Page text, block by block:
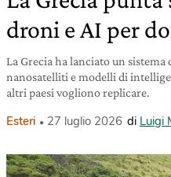
droni e AI per
La Grecia ha lanciato un
nanosatelliti e modelli di
altri paesi vogliono replicare.
Esteri 27 luglio 2026 di Luigi